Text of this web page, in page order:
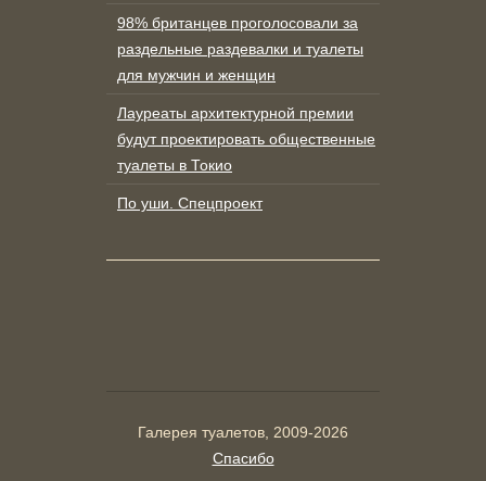
98% британцев проголосовали за
раздельные раздевалки и туалеты
для мужчин и женщин
Лауреаты архитектурной премии
будут проектировать общественные
туалеты в Токио
По уши. Спецпроект
Галерея туалетов, 2009-2026
Спасибо